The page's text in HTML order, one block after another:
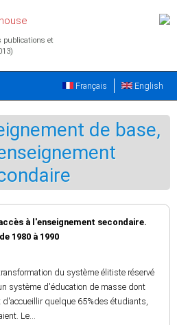
publications et
English
Français
de base,
à l'enseignement secondaire.
1980 à 1990
du système élitiste réservé
système d'éducation de masse dont
d'accueillir quelque 65%des étudiants,
Le...